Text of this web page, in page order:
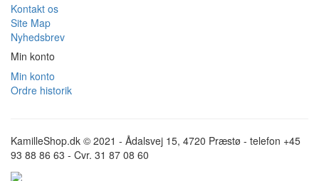
Kontakt os
Site Map
Nyhedsbrev
Min konto
Min konto
Ordre historik
KamilleShop.dk © 2021 - Ådalsvej 15, 4720 Præstø - telefon +45
93 88 86 63 - Cvr. 31 87 08 60